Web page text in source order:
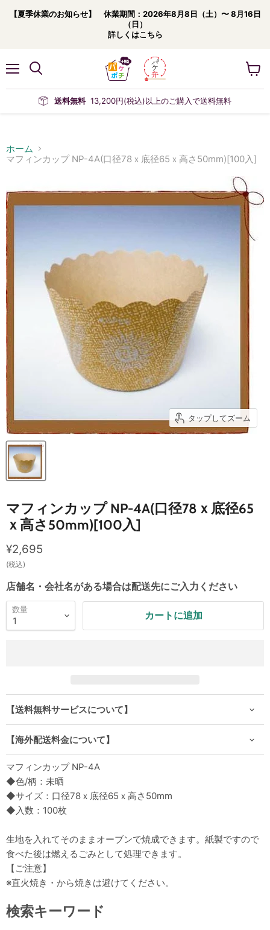
【夏季休業のお知らせ】 休業期間：2026年8月8日（土）〜 8月16日
（日）
詳しくはこちら
ニ
送料無料 13,200円(税込)以上のご購入で送料無料
ー
ホーム
マフィンカップ NP-4A(口径78ｘ底径65ｘ高さ50mm)[100入]
タップしてズーム
マフィンカップ NP-4A(口径78ｘ底径65
ｘ高さ50mm)[100入]
現在の価格
¥2,695
(税込)
店舗名・会社名がある場合は配送先にご入力ください
数量
カートに追加
【送料無料サービスについて】
【海外配送料金について】
マフィンカップ NP-4A
◆色/柄：未晒
◆サイズ：口径78ｘ底径65ｘ高さ50mm
◆入数：100枚
生地を入れてそのままオーブンで焼成できます。紙製ですので
食べた後は燃えるごみとして処理できます。
【ご注意】
※直火焼き・から焼きは避けてください。
検索キーワード